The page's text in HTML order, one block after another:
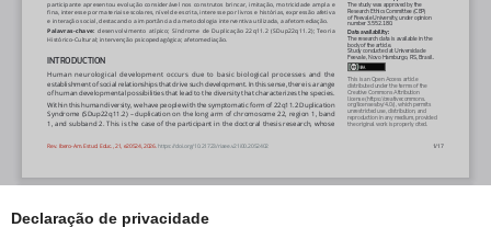
Declaração de privacidade